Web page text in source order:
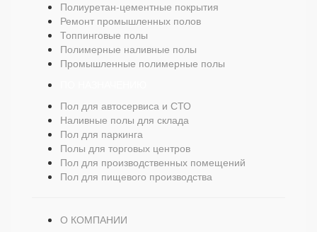
Полиуретан-цементные покрытия
Ремонт промышленных полов
Топпинговые полы
Полимерные наливные полы
Промышленные полимерные полы
Пол для автосервиса и СТО
Наливные полы для склада
Пол для паркинга
Полы для торговых центров
Пол для производственных помещений
Пол для пищевого производства
О КОМПАНИИ